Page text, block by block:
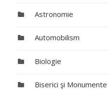
Astronomie
Automobilism
Biologie
Biserici şi Monumente